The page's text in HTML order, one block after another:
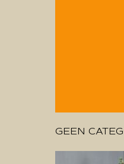
GEEN